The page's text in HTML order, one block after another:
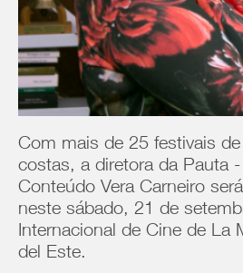
Com mais de 25 festivais
costas, a diretora da Pauta
Conteúdo Vera Carneiro
neste sábado, 21 de
Internacional de Cine de La
del Este.